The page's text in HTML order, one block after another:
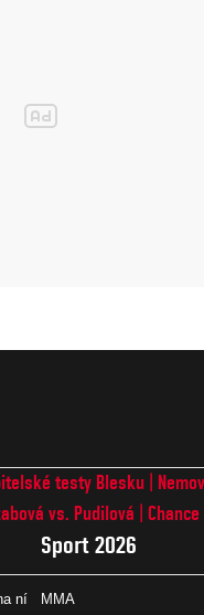
testy Blesku
vs. Pudilová
ní
Sport 2026
MMA